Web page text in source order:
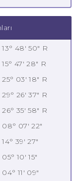
13° 48' 50" R
15° 47' 28" R
25° 03' 18" R
29° 26' 37" R
26° 35' 58" R
08° 07' 22"
14° 39' 27"
05° 10' 15"
04° 11' 09"